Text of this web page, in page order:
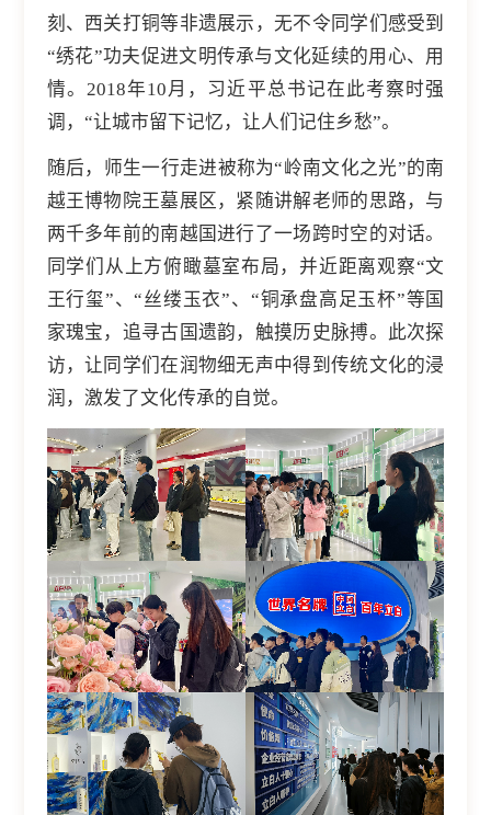
刻、西关打铜等非遗展示，无不令同学们感受到
“绣花”功夫促进文明传承与文化延续的用心、用
情。2018年10月，习近平总书记在此考察时强
调，“让城市留下记忆，让人们记住乡愁”。
随后，师生一行走进被称为“岭南文化之光”的南
越王博物院王墓展区，紧随讲解老师的思路，与
两千多年前的南越国进行了一场跨时空的对话。
同学们从上方俯瞰墓室布局，并近距离观察“文
王行玺”、“丝缕玉衣”、“铜承盘高足玉杯”等国
家瑰宝，追寻古国遗韵，触摸历史脉搏。此次探
访，让同学们在润物细无声中得到传统文化的浸
润，激发了文化传承的自觉。